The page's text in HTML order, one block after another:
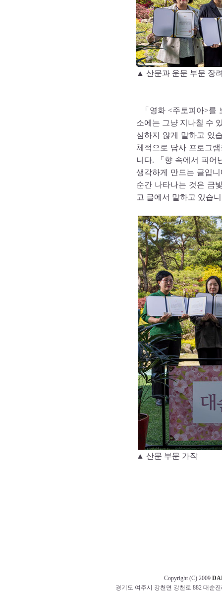
▲ 산문과 운문 부문 장
「영화 <주토피아>를
소에는 그냥 지나칠 수
심하지 않게 말하고 있
체적으로 답사 프로그
니다. 「향 속에서 피어
생각하게 만드는 글입
순간 나타나는 것은 금
고 글에서 말하고 있습
▲ 산문 부문 가작
Copyright (C) 2009
경기도 여주시 강천면 강천로 882 대순진